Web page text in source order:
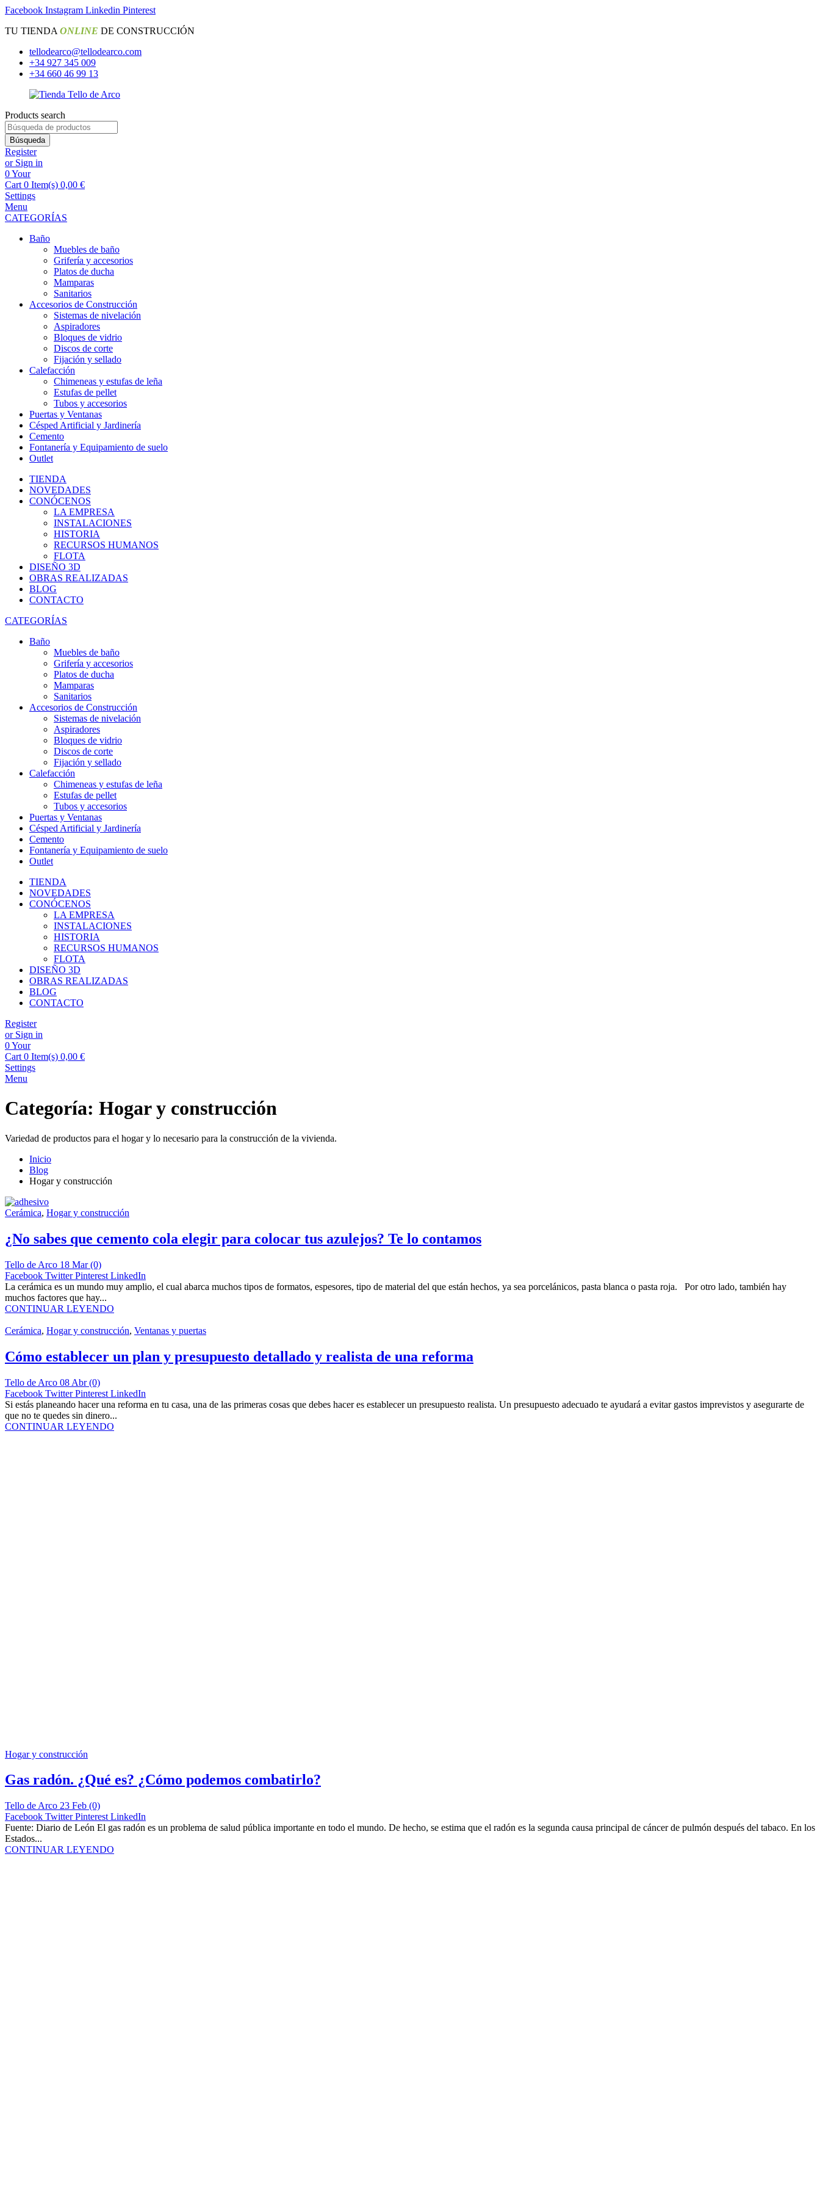
Facebook Instagram Linkedin Pinterest
TU TIENDA ONLINE DE CONSTRUCCIÓN
tellodearco@tellodearco.com
+34 927 345 009
+34 660 46 99 13
Products search
Búsqueda
Register
or Sign in
0Your
Cart 0 Item(s) 0,00 €
Settings
Menu
CATEGORÍAS
Baño
Muebles de baño
Grifería y accesorios
Platos de ducha
Mamparas
Sanitarios
Accesorios de Construcción
Sistemas de nivelación
Aspiradores
Bloques de vidrio
Discos de corte
Fijación y sellado
Calefacción
Chimeneas y estufas de leña
Estufas de pellet
Tubos y accesorios
Puertas y Ventanas
Césped Artificial y Jardinería
Cemento
Fontanería y Equipamiento de suelo
Outlet
TIENDA
NOVEDADES
CONÓCENOS
LA EMPRESA
INSTALACIONES
HISTORIA
RECURSOS HUMANOS
FLOTA
DISEÑO 3D
OBRAS REALIZADAS
BLOG
CONTACTO
CATEGORÍAS
Baño
Muebles de baño
Grifería y accesorios
Platos de ducha
Mamparas
Sanitarios
Accesorios de Construcción
Sistemas de nivelación
Aspiradores
Bloques de vidrio
Discos de corte
Fijación y sellado
Calefacción
Chimeneas y estufas de leña
Estufas de pellet
Tubos y accesorios
Puertas y Ventanas
Césped Artificial y Jardinería
Cemento
Fontanería y Equipamiento de suelo
Outlet
TIENDA
NOVEDADES
CONÓCENOS
LA EMPRESA
INSTALACIONES
HISTORIA
RECURSOS HUMANOS
FLOTA
DISEÑO 3D
OBRAS REALIZADAS
BLOG
CONTACTO
Register
or Sign in
0Your
Cart 0 Item(s) 0,00 €
Settings
Menu
Categoría: Hogar y construcción
Variedad de productos para el hogar y lo necesario para la construcción de la vivienda.
Inicio
Blog
Hogar y construcción
Cerámica, Hogar y construcción
¿No sabes que cemento cola elegir para colocar tus azulejos? Te lo contamos
Tello de Arco 18 Mar(0)
Facebook Twitter Pinterest LinkedIn
La cerámica es un mundo muy amplio, el cual abarca muchos tipos de formatos, espesores, tipo de material del que están hechos, ya sea porcelánicos, pasta blanca o pasta roja. Por otro lado, también hay
muchos factores que hay...
CONTINUAR LEYENDO
Cerámica, Hogar y construcción, Ventanas y puertas
Cómo establecer un plan y presupuesto detallado y realista de una reforma
Tello de Arco 08 Abr(0)
Facebook Twitter Pinterest LinkedIn
Si estás planeando hacer una reforma en tu casa, una de las primeras cosas que debes hacer es establecer un presupuesto realista. Un presupuesto adecuado te ayudará a evitar gastos imprevistos y asegurarte de
que no te quedes sin dinero...
CONTINUAR LEYENDO
Hogar y construcción
Gas radón. ¿Qué es? ¿Cómo podemos combatirlo?
Tello de Arco 23 Feb (0)
Facebook Twitter Pinterest LinkedIn
Fuente: Diario de León El gas radón es un problema de salud pública importante en todo el mundo. De hecho, se estima que el radón es la segunda causa principal de cáncer de pulmón después del tabaco. En los
Estados...
CONTINUAR LEYENDO